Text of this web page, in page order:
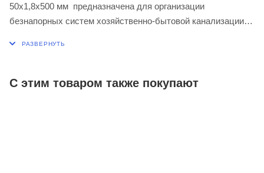
50х1,8х500 мм предназначена для организации
безнапорных систем хозяйственно-бытовой канализации
превышать 80 ºС.
С этим товаром также покупают